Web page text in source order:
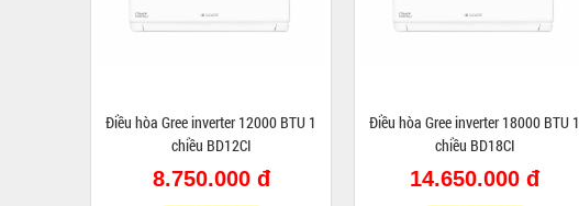
Điều hòa Gree inverter 12000 BTU 1
chiều BD12CI
8.750.000 đ
Điều hòa Gree inverter 18000 BTU 1
chiều BD18CI
14.650.000 đ